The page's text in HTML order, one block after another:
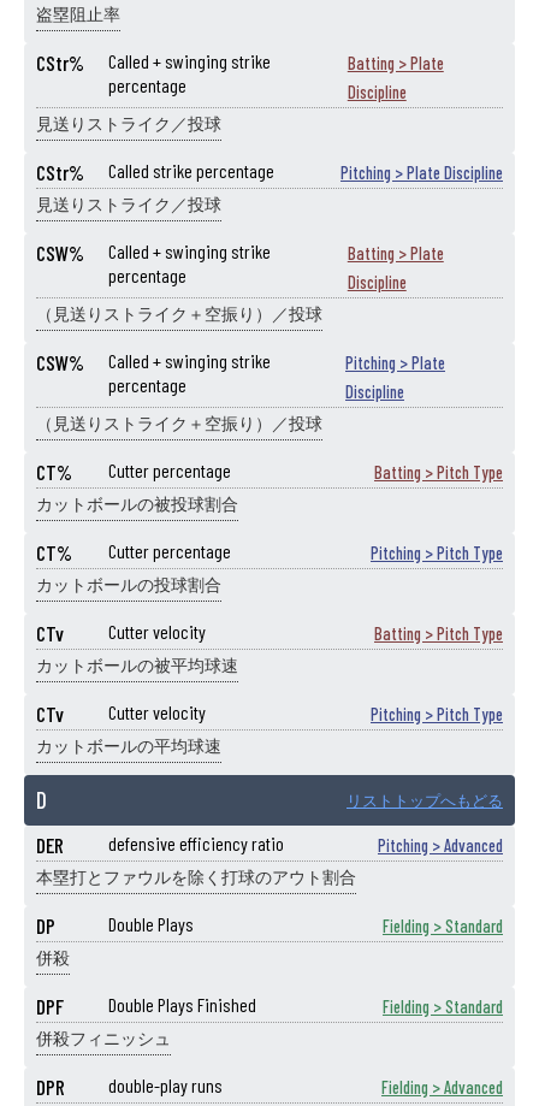
盗塁阻止率
CStr%
Called + swinging strike
percentage
Batting > Plate
Discipline
見送りストライク／投球
CStr% Called strike percentage Pitching > Plate Discipline
見送りストライク／投球
CSW%
Called + swinging strike
percentage
Batting > Plate
Discipline
（見送りストライク＋空振り）／投球
CSW%
Called + swinging strike
percentage
Pitching > Plate
Discipline
（見送りストライク＋空振り）／投球
CT% Cutter percentage Batting > Pitch Type
カットボールの被投球割合
CT% Cutter percentage Pitching > Pitch Type
カットボールの投球割合
CTv Cutter velocity Batting > Pitch Type
カットボールの被平均球速
CTv Cutter velocity Pitching > Pitch Type
カットボールの平均球速
D リストトップへもどる
DER defensive efficiency ratio Pitching > Advanced
本塁打とファウルを除く打球のアウト割合
DP Double Plays Fielding > Standard
併殺
DPF Double Plays Finished Fielding > Standard
併殺フィニッシュ
DPR double-play runs Fielding > Advanced